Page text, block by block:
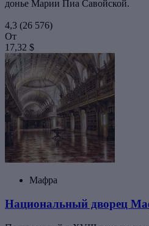
донье Марии Пиа Савойской.
4,3 (26 576)
От
17,32 $
Мафра
Национальный дворец